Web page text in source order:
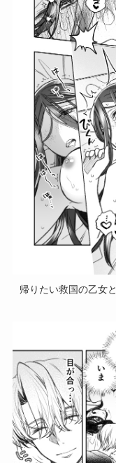
帰りたい救国の乙女